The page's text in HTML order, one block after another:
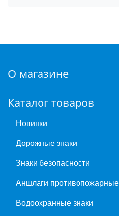
О магазине
Каталог товаров
Новинки
Дорожные знаки
Знаки безопасности
Аншлаги противопожарные
Водоохранные знаки